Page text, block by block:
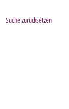
Suche zurücksetzen